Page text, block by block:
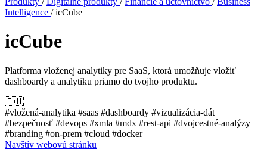
Intelligence / icCube
icCube
Platforma vloženej analytiky pre SaaS, ktorá umožňuje vložiť
dashboardy a analytiku priamo do tvojho produktu.
🇨🇭
#vložená-analytika #saas #dashboardy #vizualizácia-dát
#bezpečnosť #devops #xmla #mdx #rest-api #dvojcestné-analýzy
#branding #on-prem #cloud #docker
Navštív webovú stránku